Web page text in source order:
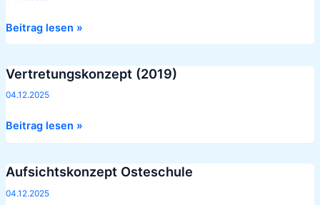
Beitrag lesen »
Vertretungskonzept (2019)
04.12.2025
Vertretungskonzept
(2019)
Beitrag lesen »
Aufsichtskonzept Osteschule
04.12.2025
Aufsichtskonzept
Osteschule